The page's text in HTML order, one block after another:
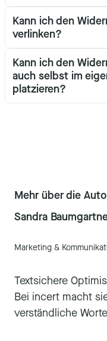
Kann ich den
verlinken?
Kann ich den
auch selbst im
platzieren?
Mehr über die
Sandra
Marketing &
Textsichere
Bei incert macht
verständliche